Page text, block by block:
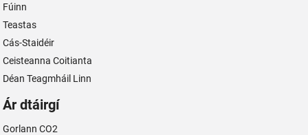
Fúinn
Teastas
Cás-Staidéir
Ceisteanna Coitianta
Déan Teagmháil Linn
Ár dtáirgí
Gorlann CO2